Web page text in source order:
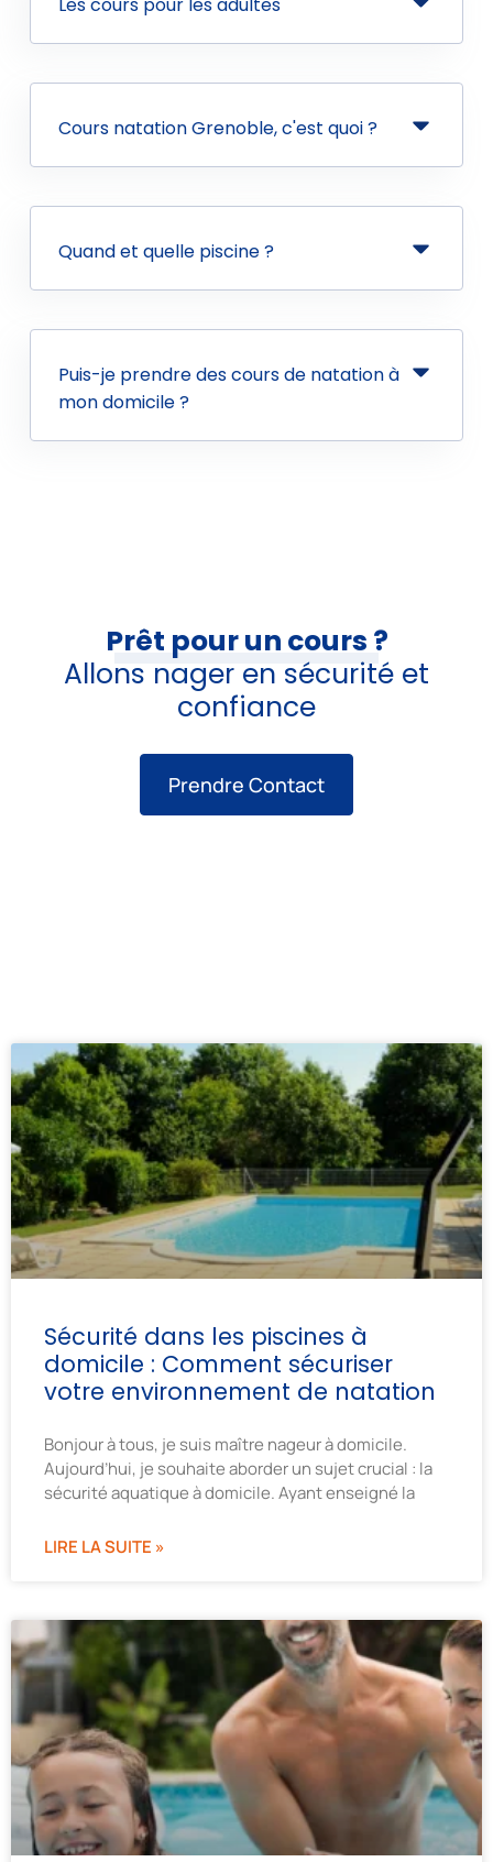
Cours natation Grenoble, c'est quoi ?
Quand et quelle piscine ?
Puis-je prendre des cours de natation à
mon domicile ?
Prêt pour un cours ?
Allons nager en sécurité et
confiance
Prendre Contact
Sécurité dans les piscines à
domicile : Comment sécuriser
votre environnement de natation
Bonjour à tous, je suis maître nageur à domicile.
Aujourd’hui, je souhaite aborder un sujet crucial : la
sécurité aquatique à domicile. Ayant enseigné la
LIRE LA SUITE »